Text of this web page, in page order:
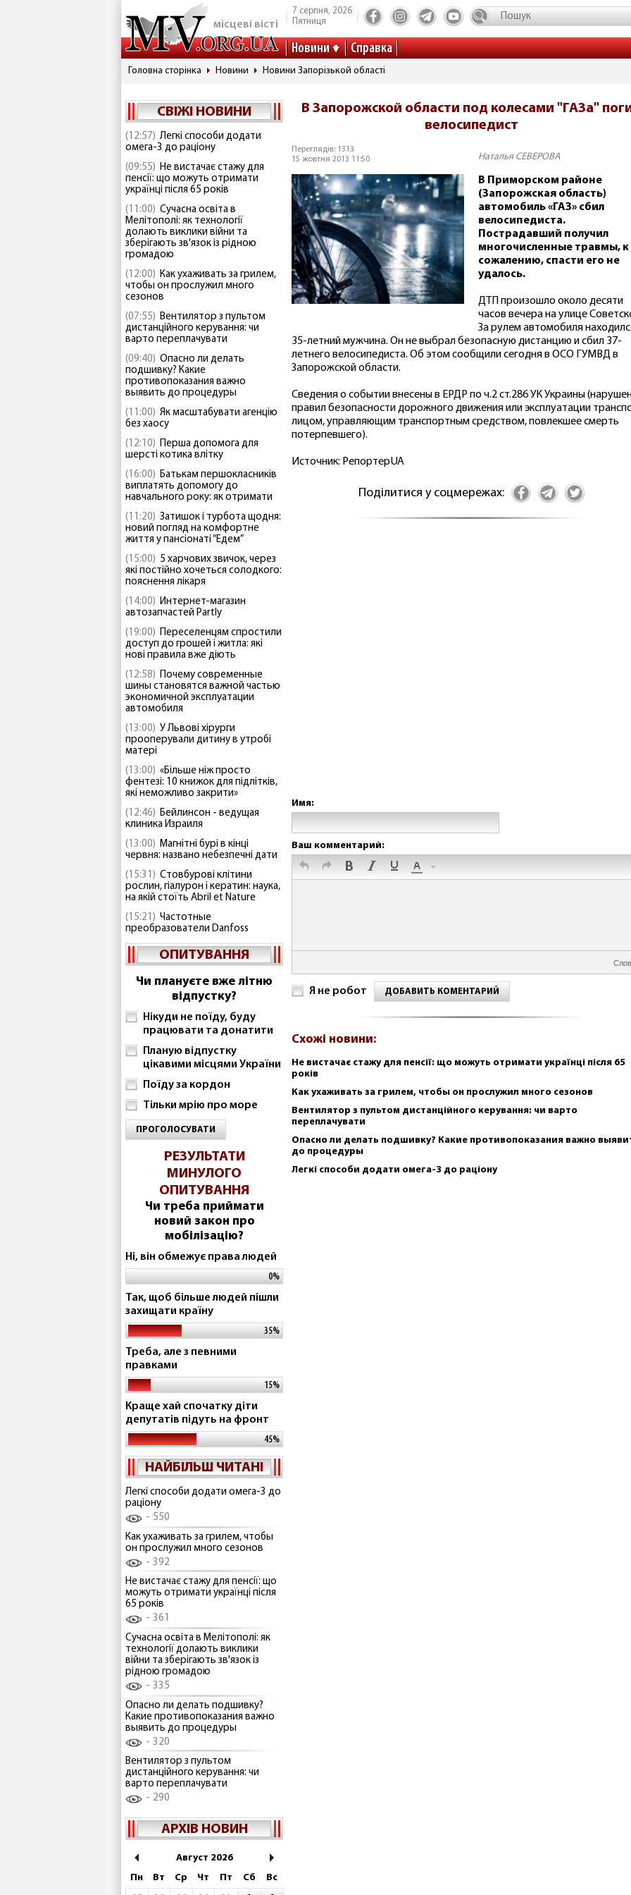
місцеві вісті
7 серпня, 2026
Пятниця
Новини Справка
Головна сторінка Новини Новини Запорізькой області
СВІЖІ НОВИНИ
(12:57) Легкі способи додати
омега-3 до раціону
(09:55) Не вистачає стажу для
пенсії: що можуть отримати
українці після 65 років
(11:00) Сучасна освіта в
Мелітополі: як технології
долають виклики війни та
зберігають зв'язок із рідною
громадою
(12:00) Как ухаживать за грилем,
чтобы он прослужил много
сезонов
(07:55) Вентилятор з пультом
дистанційного керування: чи
варто переплачувати
(09:40) Опасно ли делать
подшивку? Какие
противопоказания важно
выявить до процедуры
(11:00) Як масштабувати агенцію
без хаосу
(12:10) Перша допомога для
шерсті котика влітку
(16:00) Батькам першокласників
виплатять допомогу до
навчального року: як отримати
(11:20) Затишок і турбота щодня:
новий погляд на комфортне
життя у пансіонаті “Едем”
(15:00) 5 харчових звичок, через
які постійно хочеться солодкого:
пояснення лікаря
(14:00) Интернет-магазин
автозапчастей Partly
(19:00) Переселенцям спростили
доступ до грошей і житла: які
нові правила вже діють
(12:58) Почему современные
шины становятся важной частью
экономичной эксплуатации
автомобиля
(13:00) У Львові хірурги
прооперували дитину в утробі
матері
(13:00) «Більше ніж просто
фентезі: 10 книжок для підлітків,
які неможливо закрити»
(12:46) Бейлинсон - ведущая
клиника Израиля
(13:00) Магнітні бурі в кінці
червня: названо небезпечні дати
(15:31) Стовбурові клітини
рослин, гіалурон і кератин: наука,
на якій стоїть Abril et Nature
(15:21) Частотные
преобразователи Danfoss
ОПИТУВАННЯ
Чи плануєте вже літню
відпустку?
Нікуди не поїду, буду
працювати та донатити
Планую відпустку
цікавими місцями України
Поїду за кордон
Тільки мрію про море
ПРОГОЛОСУВАТИ
РЕЗУЛЬТАТИ
МИНУЛОГО
ОПИТУВАННЯ
Чи треба приймати
новий закон про
мобілізацію?
Ні, він обмежує права людей
0%
Так, щоб більше людей пішли
захищати країну
35%
Треба, але з певними
правками
15%
Краще хай спочатку діти
депутатів підуть на фронт
45%
НАЙБІЛЬШ ЧИТАНІ
Легкі способи додати омега-3 до
раціону
550
Как ухаживать за грилем, чтобы
он прослужил много сезонов
392
Не вистачає стажу для пенсії: що
можуть отримати українці після
65 років
361
Сучасна освіта в Мелітополі: як
технології долають виклики
війни та зберігають зв'язок із
рідною громадою
335
Опасно ли делать подшивку?
Какие противопоказания важно
выявить до процедуры
320
Вентилятор з пультом
дистанційного керування: чи
варто переплачувати
290
АРХІВ НОВИН
Август 2026
Пн
Вт Ср Чт Пт Сб
Вс
В Запорожской области под колесами "ГАЗа"
велосипедист
Переглядів: 1313
15 жовтня 2013 11:50
Наталья СЕВЕРОВА
В Приморском районе
(Запорожская область)
автомобиль «ГАЗ» сбил
велосипедиста.
Пострадавший получил
многочисленные травмы, к
сожалению, спасти его не
удалось.
ДТП произошло около десяти
часов вечера на улице
За рулем автомобиля
35-летний мужчина. Он не выбрал безопасную дистанцию ​​и сбил 37-
летнего велосипедиста. Об этом сообщили сегодня в ОСО ГУМВД в
Запорожской области.
Сведения о событии внесены в ЕРДР по ч.2 ст.286 УК Украины
правил безопасности дорожного движения или эксплуатации
лицом, управляющим транспортным средством, повлекшее смерть
потерпевшего).
Источник: РепортерUA
Поділитися у соцмережах:
Имя:
Ваш комментарий:
Я не робот ДОБАВИТЬ КОМЕНТАРИЙ
Схожі новини:
Не вистачає стажу для пенсії: що можуть отримати українці після 65
років
Как ухаживать за грилем, чтобы он прослужил много сезонов
Вентилятор з пультом дистанційного керування: чи варто
переплачувати
Опасно ли делать подшивку? Какие противопоказания важно
до процедуры
Легкі способи додати омега-3 до раціону